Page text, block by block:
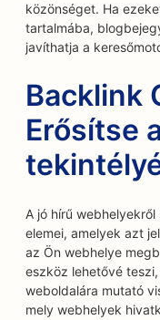
közönséget. Ha
tartalmába,
javíthatja a
Backlink
Erősítse
A jó hírű
elemei, amelyek azt
az Ön webhelye
eszköz lehetővé
weboldalára mutató
mely webhelyek